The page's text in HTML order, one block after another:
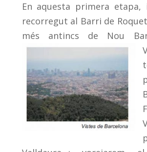
En aquesta primera etapa,
recorregut al Barri de
més antincs de Nou